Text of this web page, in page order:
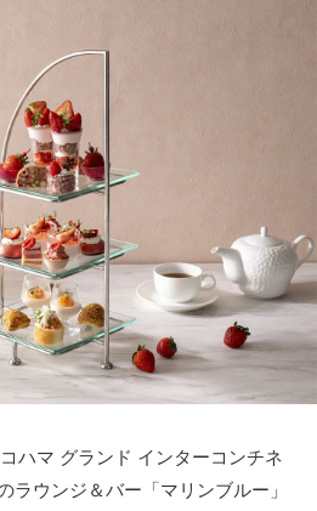
ハマ グランド インターコンチネ
ラウンジ＆バー「マリンブルー」